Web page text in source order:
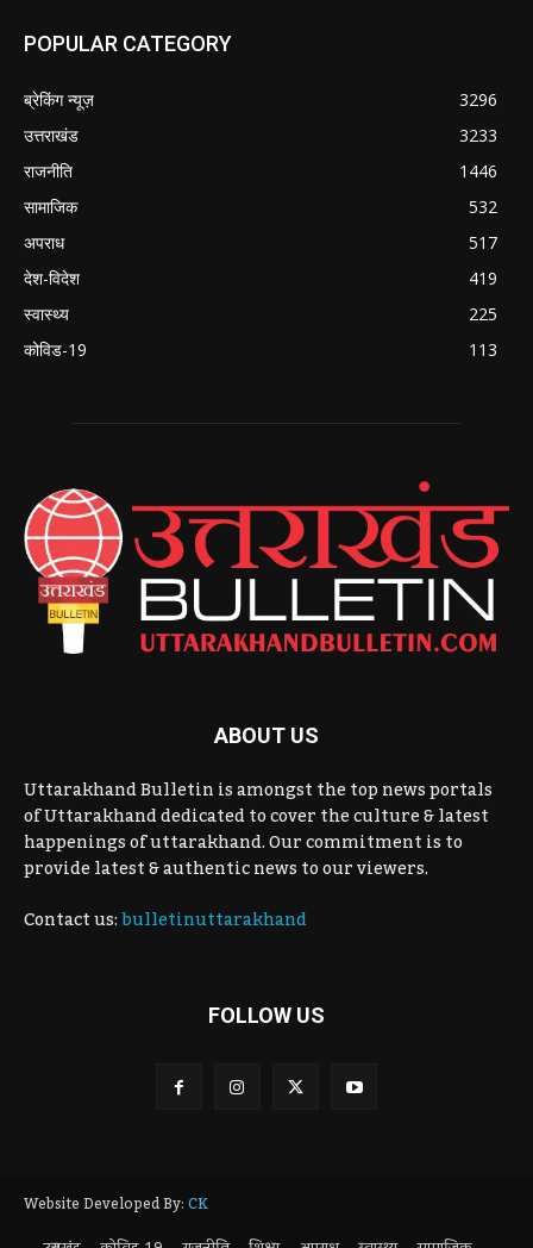
POPULAR CATEGORY
ब्रेकिंग न्यूज़
3296
उत्तराखंड
3233
राजनीति
1446
सामाजिक
532
अपराध
517
देश-विदेश
419
स्वास्थ्य
225
कोविड-19
113
ABOUT US
Uttarakhand Bulletin is amongst the top news portals
of Uttarakhand dedicated to cover the culture & latest
happenings of uttarakhand. Our commitment is to
provide latest & authentic news to our viewers.
Contact us:bulletinuttarakhand
FOLLOW US
Website Developed By:CK